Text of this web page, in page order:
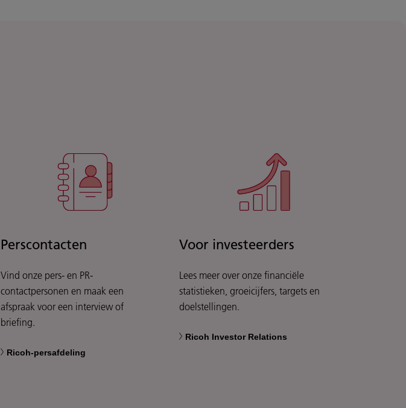
Perscontacten
Vind onze pers- en PR-
contactpersonen en maak een
afspraak voor een interview of
briefing.
Ricoh-persafdeling
Voor investeerders
Lees meer over onze financiële
statistieken, groeicijfers, targets en
doelstellingen.
Ricoh Investor Relations